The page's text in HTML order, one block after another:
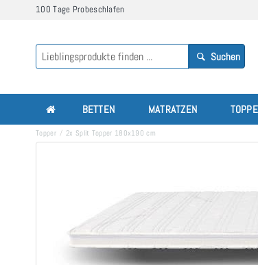
100 Tage Probeschlafen
Suchen
BETTEN MATRATZEN
Topper 2x Split Topper 180x190 cm